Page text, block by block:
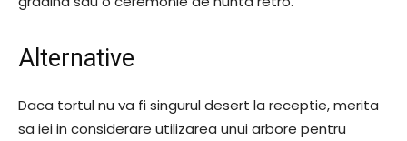
Alternative
Daca tortul nu va fi singurul desert la receptie, merita
sa iei in considerare utilizarea unui arbore pentru